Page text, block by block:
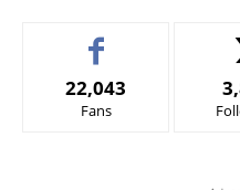
22,043
Fans